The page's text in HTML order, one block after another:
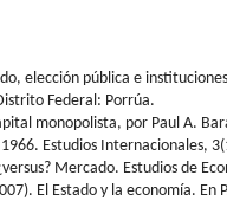
elección pública e
Federal: Porrúa.
monopolista, por Paul A.
Estudios Internacionales,
Mercado. Estudios de
El Estado y la economía.